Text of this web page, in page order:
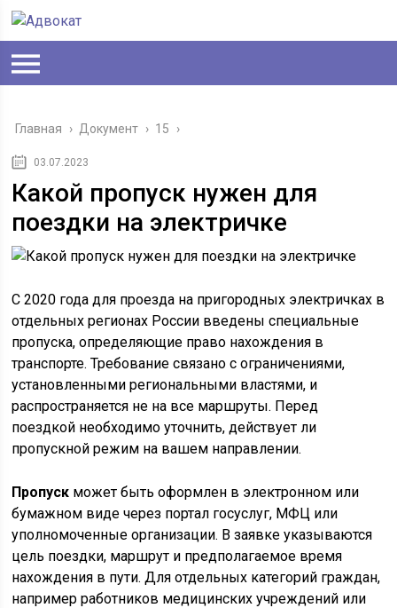
Главная › Документ › 15 ›
03.07.2023
Какой пропуск нужен для
поездки на электричке
С 2020 года для проезда на пригородных электричках в
отдельных регионах России введены специальные
пропуска, определяющие право нахождения в
транспорте. Требование связано с ограничениями,
установленными региональными властями, и
распространяется не на все маршруты. Перед
поездкой необходимо уточнить, действует ли
пропускной режим на вашем направлении.
Пропуск может быть оформлен в электронном или
бумажном виде через портал госуслуг, МФЦ или
уполномоченные организации. В заявке указываются
цель поездки, маршрут и предполагаемое время
нахождения в пути. Для отдельных категорий граждан,
например работников медицинских учреждений или